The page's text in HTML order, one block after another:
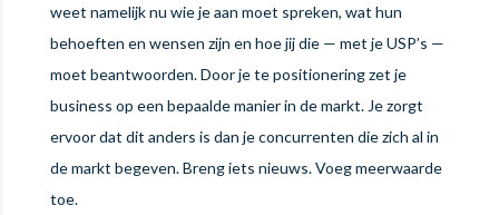
weet namelijk nu wie je aan moet spreken, wat hun
behoeften en wensen zijn en hoe jij die — met je USP’s —
moet beantwoorden. Door je te positionering zet je
business op een bepaalde manier in de markt. Je zorgt
ervoor dat dit anders is dan je concurrenten die zich al in
de markt begeven. Breng iets nieuws. Voeg meerwaarde
toe.